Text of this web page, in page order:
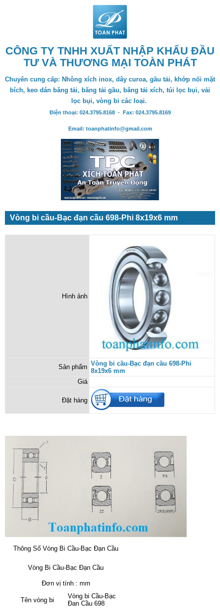
CÔNG TY TNHH XUẤT NHẬP KHẨU ĐẦU
TƯ VÀ THƯƠNG MẠI TOÀN PHÁT
Chuyên cung cấp: Nhông xích inox, dây curoa, gầu tải, khớp nối mặt
bích, keo dán băng tải, băng tải gầu, băng tải xích, túi lọc bụi, vải
lọc bụi, vòng bi các loại.
Điện thoại: 024.3795.8168 - Fax: 024.3795.8169
Email: toanphatinfo@gmail.com
Vòng bi cầu-Bạc đạn cầu 698-Phi 8x19x6 mm
Hình ảnh
Sản phẩm Vòng bi cầu-Bạc đạn cầu 698-Phi
8x19x6 mm
Giá
Đặt hàng
Thông Số Vòng Bi Cầu-Bạc Đạn Cầu
Vòng Bi Cầu-Bạc Đạn Cầu
Đơn vị tính : mm
Tên vòng bi
Vòng bi Cầu-Bạc
Đan Cầu 698